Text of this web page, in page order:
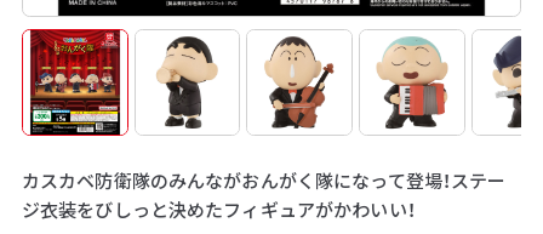
カスカベ防衛隊のみんながおんがく隊になって登場！ステー
ジ衣装をびしっと決めたフィギュアがかわいい！